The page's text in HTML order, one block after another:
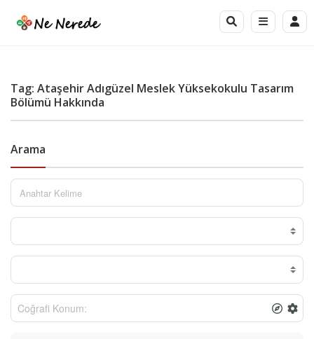
Tag: Ataşehir Adıgüzel Meslek Yüksekokulu Tasarım
Bölümü Hakkında
Arama